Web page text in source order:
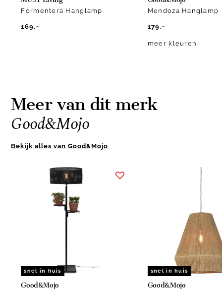
Formentera Hanglamp
169.-
Mendoza Hanglamp
179.-
meer kleuren
Meer van dit merk
Good&Mojo
Bekijk alles van Good&Mojo
snel in huis
Good&Mojo
snel in huis
Good&Mojo